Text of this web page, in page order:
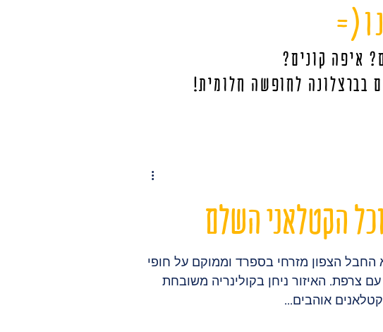
איפה קונים?
בברצלונה לחופשה חלומית!
הקטלאני השלם
החבל הצפון מזרחי בספרד וממוקם על חופי
עם צרפת. האיזור ניחן בקולינריה משובחת
אוהבים...